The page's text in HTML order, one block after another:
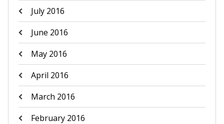
July 2016
June 2016
May 2016
April 2016
March 2016
February 2016